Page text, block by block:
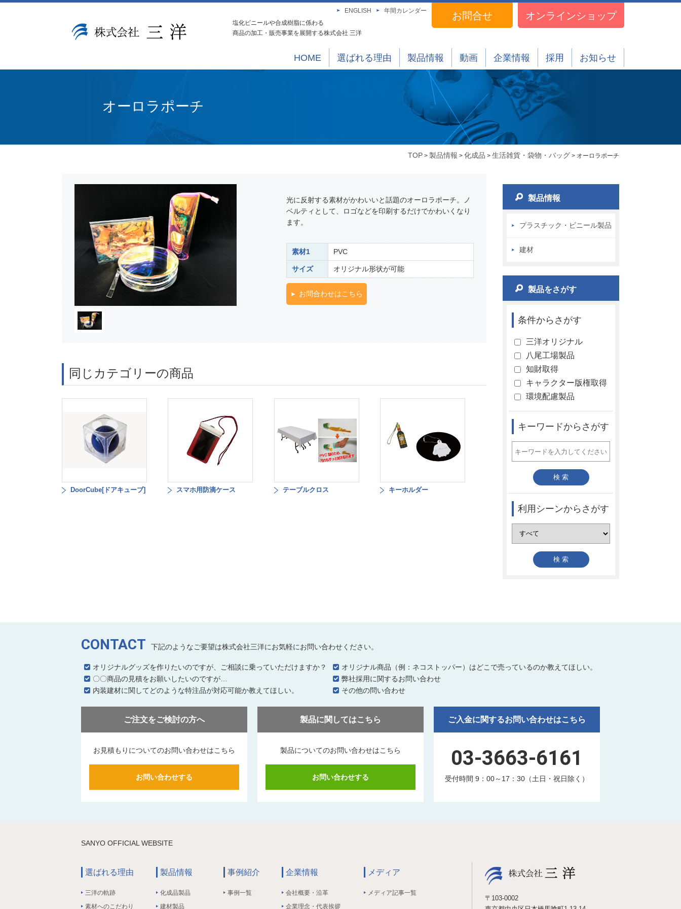
ENGLISH 年間カレンダー お問合せ オンラインショップ
塩化ビニールや合成樹脂に係わる
商品の加工・販売事業を展開する株式会社 三洋
HOME 選ばれる理由 製品情報 動画 企業情報 採用 お知らせ
オーロラポーチ
TOP > 製品情報 > 化成品 > 生活雑貨・袋物・バッグ > オーロラポーチ
光に反射する素材がかわいいと話題のオーロラポーチ。ノ
ベルティとして、ロゴなどを印刷するだけでかわいくなり
ます。
素材1 PVC
サイズ オリジナル形状が可能
お問合わせはこちら
同じカテゴリーの商品
DoorCube[ドアキューブ] スマホ用防滴ケース テーブルクロス キーホルダー
製品情報
プラスチック・ビニール製品
建材
製品をさがす
条件からさがす
三洋オリジナル
八尾工場製品
知財取得
キャラクター版権取得
環境配慮製品
キーワードからさがす
利用シーンからさがす
CONTACT 下記のようなご要望は株式会社三洋にお気軽にお問い合わせください。
オリジナルグッズを作りたいのですが、ご相談に乗っていただけますか？
〇〇商品の見積をお願いしたいのですが…
内装建材に関してどのような特注品が対応可能か教えてほしい。
オリジナル商品（例：ネコストッパー）はどこで売っているのか教えてほしい。
弊社採用に関するお問い合わせ
その他の問い合わせ
ご注文をご検討の方へ
お見積もりについてのお問い合わせはこちら
お問い合わせする
製品に関してはこちら
製品についてのお問い合わせはこちら
お問い合わせする
ご入金に関するお問い合わせはこちら
03-3663-6161
受付時間 9：00～17：30（土日・祝日除く）
SANYO OFFICIAL WEBSITE
〒103-0002
選ばれる理由
三洋の軌跡
素材へのこだわり
製品情報
化成品製品
建材製品
事例紹介
事例一覧
企業情報
会社概要・沿革
企業理念・代表挨拶
メディア
メディア記事一覧